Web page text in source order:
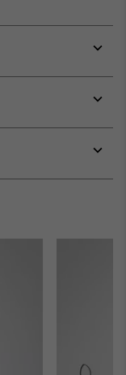
or
or
or